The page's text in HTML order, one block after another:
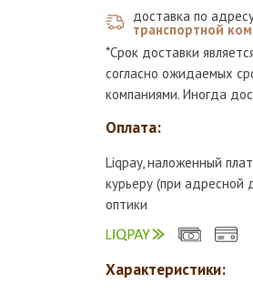
доставка по
транспортной
*Срок доставки
согласно ожидаемых
компаниями. Иногда
Оплата:
Liqpay, наложенный
курьеру (при адресной
оптики
Характеристики: